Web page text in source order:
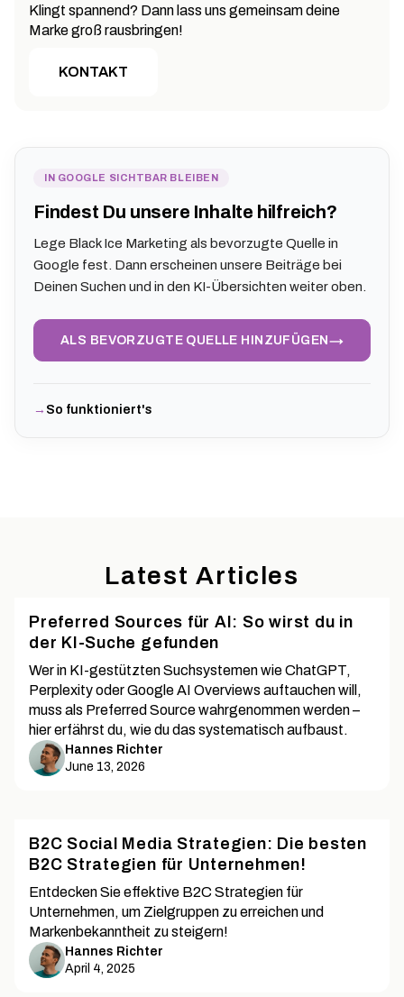
Klingt spannend? Dann lass uns gemeinsam deine
Marke groß rausbringen!
KONTAKT
IN GOOGLE SICHTBAR BLEIBEN
Findest Du unsere Inhalte hilfreich?
Lege Black Ice Marketing als bevorzugte Quelle in
Google fest. Dann erscheinen unsere Beiträge bei
Deinen Suchen und in den KI-Übersichten weiter oben.
ALS BEVORZUGTE QUELLE HINZUFÜGEN →
So funktioniert's
Latest Articles
Preferred Sources für AI: So wirst du in
der KI-Suche gefunden
Wer in KI-gestützten Suchsystemen wie ChatGPT,
Perplexity oder Google AI Overviews auftauchen will,
muss als Preferred Source wahrgenommen werden –
hier erfährst du, wie du das systematisch aufbaust.
Hannes Richter
June 13, 2026
B2C Social Media Strategien: Die besten
B2C Strategien für Unternehmen!
Entdecken Sie effektive B2C Strategien für
Unternehmen, um Zielgruppen zu erreichen und
Markenbekanntheit zu steigern!
Hannes Richter
April 4, 2025